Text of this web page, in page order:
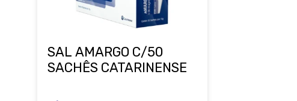
SAL AMARGO C/50
SACHÊS CATARINENSE